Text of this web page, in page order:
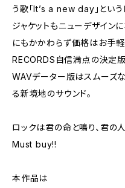
う歌「It’s a new day」という
ジャケットもニューデザイン
にもかかわらず価格はお手軽
RECORDS自信満点の決定
WAVデーター版はスムーズ
る新境地のサウンド。
ロックは君の命と鳴り、君の
Must buy!!
本作品は